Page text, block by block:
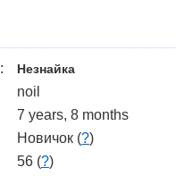
Незнайка
noil
7 years, 8 months
Новичок (?)
56 (?)